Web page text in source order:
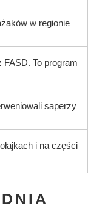
w regionie
To program
saperzy
i na części